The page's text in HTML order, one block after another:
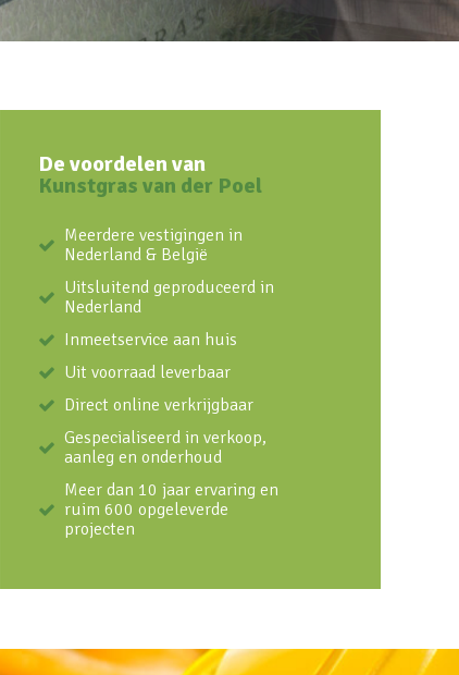
De voordelen van
Kunstgras van der Poel
Meerdere vestigingen in
Nederland & België
Uitsluitend geproduceerd in
Nederland
Inmeetservice aan huis
Uit voorraad leverbaar
Direct online verkrijgbaar
Gespecialiseerd in verkoop,
aanleg en onderhoud
Meer dan 10 jaar ervaring en
ruim 600 opgeleverde
projecten